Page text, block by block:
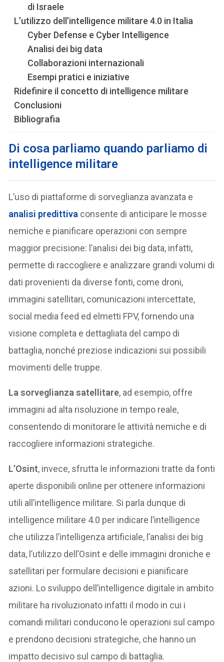
di Israele
L’utilizzo dell’intelligence militare 4.0 in Italia
Cyber Defense e Cyber Intelligence
Analisi dei big data
Collaborazioni internazionali
Esempi pratici e iniziative
Ridefinire il concetto di intelligence militare
Conclusioni
Bibliografia
Di cosa parliamo quando parliamo di
intelligence militare
L’uso di piattaforme di sorveglianza avanzata e
analisi predittiva consente di anticipare le mosse
nemiche e pianificare operazioni con sempre
maggior precisione: l’analisi dei big data, infatti,
permette di raccogliere e analizzare grandi volumi di
dati provenienti da diverse fonti, come droni,
immagini satellitari, comunicazioni intercettate,
social media feed ed elmetti FPV, fornendo una
visione completa e dettagliata del campo di
battaglia, nonché preziose indicazioni sui possibili
movimenti delle truppe.
La sorveglianza satellitare, ad esempio, offre
immagini ad alta risoluzione in tempo reale,
consentendo di monitorare le attività nemiche e di
raccogliere informazioni strategiche.
L’Osint, invece, sfrutta le informazioni tratte da fonti
aperte disponibili online per ottenere informazioni
utili all’intelligence militare. Si parla dunque di
intelligence militare 4.0 per indicare l’intelligence
che utilizza l’intelligenza artificiale, l’analisi dei big
data, l’utilizzo dell’Osint e delle immagini droniche e
satellitari per formulare decisioni e pianificare
azioni. Lo sviluppo dell’intelligence digitale in ambito
militare ha rivoluzionato infatti il modo in cui i
comandi militari conducono le operazioni sul campo
e prendono decisioni strategiche, che hanno un
impatto decisivo sul campo di battaglia.